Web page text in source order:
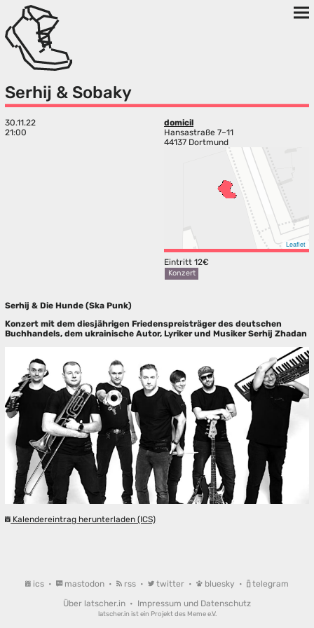
Serhij & Sobaky
30.11.22
21:00
domicil
Hansastraße 7–11
44137 Dortmund
Leaflet
Eintritt 12€
Konzert
Serhij & Die Hunde (Ska Punk)
Konzert mit dem diesjährigen Friedenspreisträger des deutschen
Buchhandels, dem ukrainische Autor, Lyriker und Musiker Serhij Zhadan
Kalendereintrag herunterladen (ICS)
ics • mastodon • rss • twitter • bluesky •
telegram
Über latscher.in • Impressum und Datenschutz
latscher.in ist ein Projekt des Meme e.V.